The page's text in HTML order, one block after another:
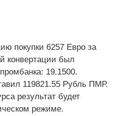
покупки 6257 Евро за
конвертации был
19.1500.
119821.55 Рубль ПМР.
результат будет
режиме.